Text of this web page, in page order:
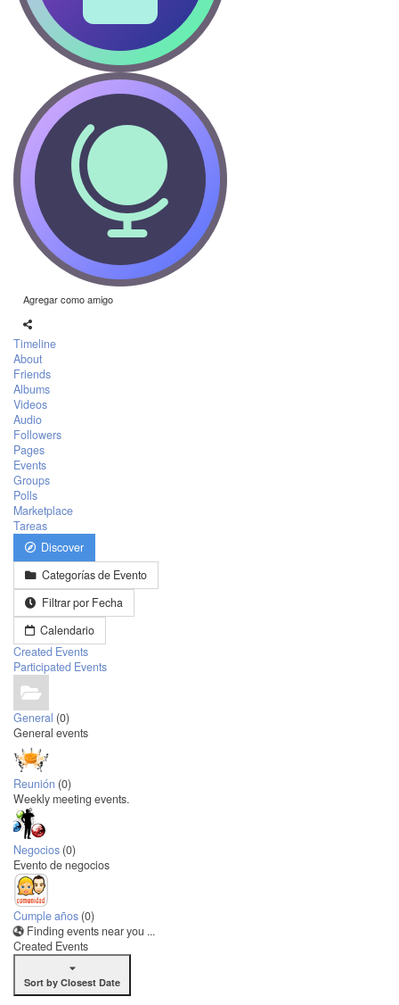
Agregar como amigo
Timeline
About
Friends
Albums
Videos
Audio
Followers
Pages
Events
Groups
Polls
Marketplace
Tareas
Discover
Categorías de Evento
Filtrar por Fecha
Calendario
Created Events
Participated Events
General (0)
General events
Reunión (0)
Weekly meeting events.
Negocios (0)
Evento de negocios
Cumple años (0)
Finding events near you ...
Created Events
Sort by Closest Date